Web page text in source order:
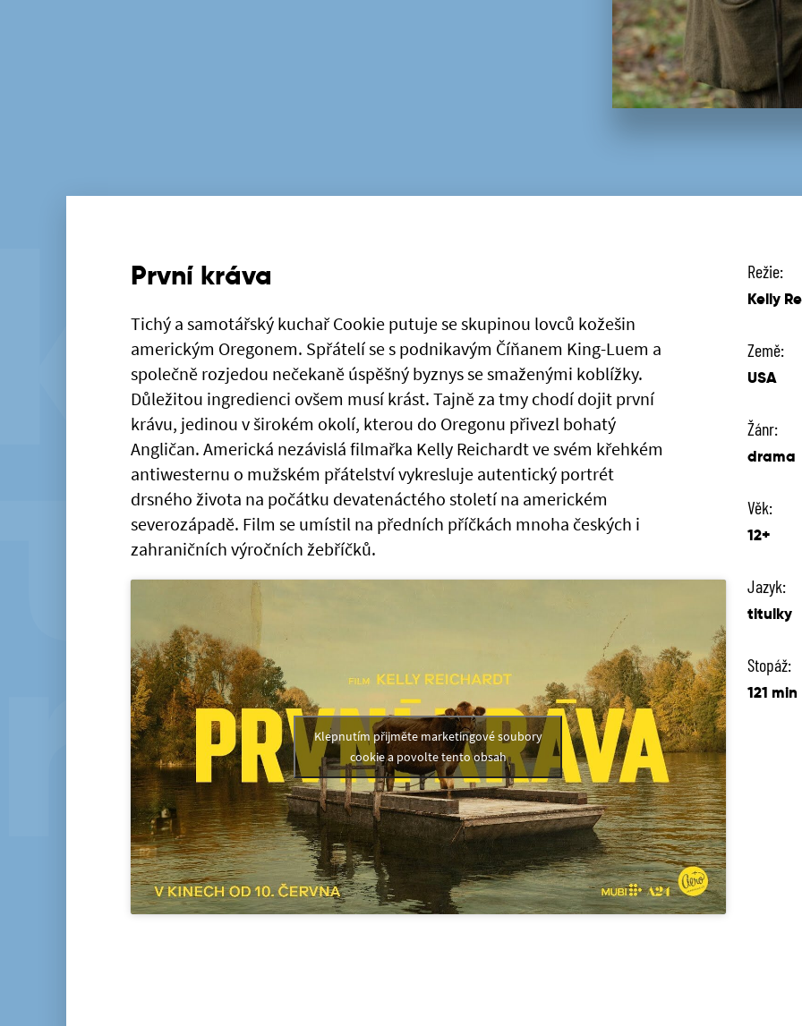
První kráva
Tichý a samotářský kuchař Cookie putuje se skupinou lovců kožešin
americkým Oregonem. Spřátelí se s podnikavým Číňanem King-Luem a
společně rozjedou nečekaně úspěšný byznys se smaženými koblížky.
Důležitou ingredienci ovšem musí krást. Tajně za tmy chodí dojit první
krávu, jedinou v širokém okolí, kterou do Oregonu přivezl bohatý
Angličan. Americká nezávislá filmařka Kelly Reichardt ve svém křehkém
antiwesternu o mužském přátelství vykresluje autentický portrét
drsného života na počátku devatenáctého století na americkém
severozápadě. Film se umístil na předních příčkách mnoha českých i
zahraničních výročních žebříčků.
Klepnutím přijměte marketingové soubory
cookie a povolte tento obsah
Režie:
Kelly
Země:
USA
Žánr:
drama
Věk:
12+
Jazyk:
titulky
Stopáž:
121 min